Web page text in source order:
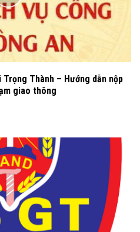
Thành – Hướng dẫn nộp
giao thông